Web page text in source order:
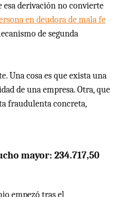
esa derivación no convierte
en deudora de mala fe
de segunda
Una cosa es que exista una
de una empresa. Otra, que
fraudulenta concreta,
mayor: 234.717,50